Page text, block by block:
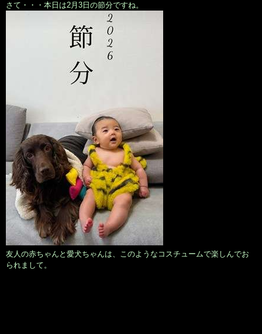
さて・・・本日は2月3日の節分ですね。
友人の赤ちゃんと愛犬ちゃんは、このようなコスチュームで楽しんでお
られまして。